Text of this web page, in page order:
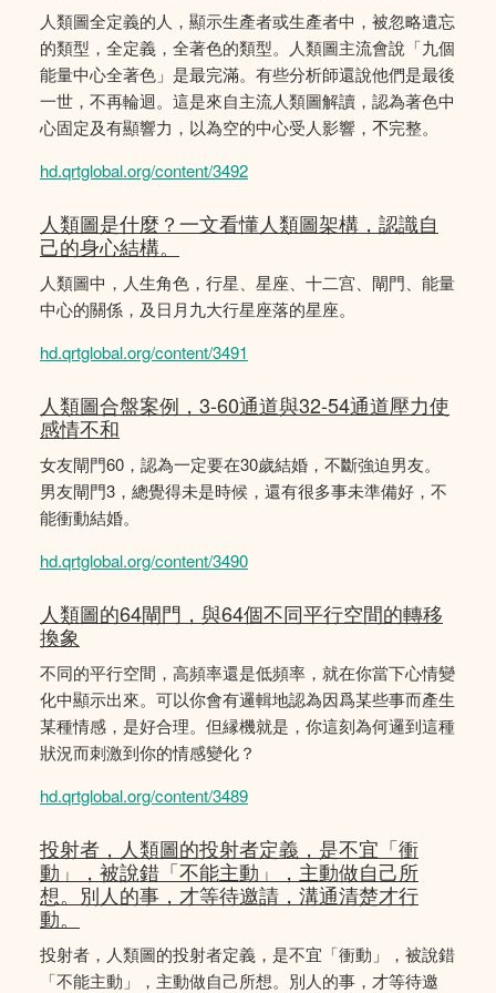
人類圖全定義的人，顯示生產者或生產者中，被忽略遺忘
的類型，全定義，全著色的類型。人類圖主流會說「九個
能量中心全著色」是最完滿。有些分析師還說他們是最後
一世，不再輪迴。這是來自主流人類圖解讀，認為著色中
心固定及有顯響力，以為空的中心受人影響，𣎴完整。
hd.qrtglobal.org/content/3492
人類圖是什麼？一文看懂人類圖架構，認識自
己的身心結構。
人類圖中，人生角色，行星、星座、十二宫、閘門、能量
中心的關係，及日月九大行星座落的星座。
hd.qrtglobal.org/content/3491
人類圖合盤案例，3-60通道與32-54通道壓力使
感情不和
女友閘門60，認為一定要在30歲結婚，不斷強迫男友。
男友閘門3，總覺得未是時候，還有很多事未準備好，不
能衝動結婚。
hd.qrtglobal.org/content/3490
人類圖的64閘門，與64個不同平行空間的轉移
換象
不同的平行空間，高頻率還是低頻率，就在你當下心情變
化中顯示出來。可以你會有邏輯地認為因爲某些事而產生
某種情感，是好合理。但縁機就是，你這刻為何邏到這種
狀況而刺激到你的情感變化？
hd.qrtglobal.org/content/3489
投射者，人類圖的投射者定義，是不宜「衝
動」，被說錯「不能主動」，主動做自己所
想。別人的事，才等待邀請，溝通清楚才行
動。
投射者，人類圖的投射者定義，是不宜「衝動」，被說錯
「不能主動」，主動做自己所想。別人的事，才等待邀